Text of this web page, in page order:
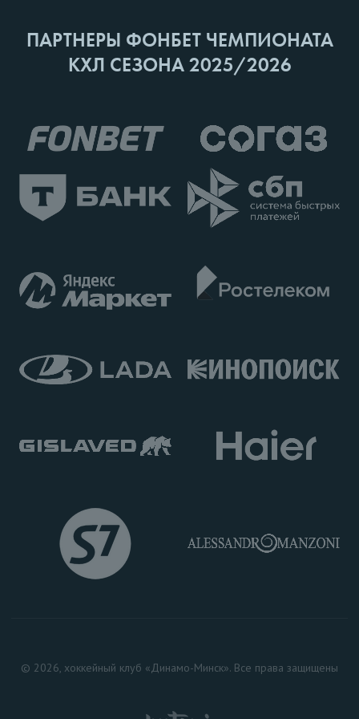
ПАРТНЕРЫ ФОНБЕТ ЧЕМПИОНАТА
КХЛ СЕЗОНА 2025/2026
© 2026, хоккейный клуб «Динамо-Минск». Все права защищены